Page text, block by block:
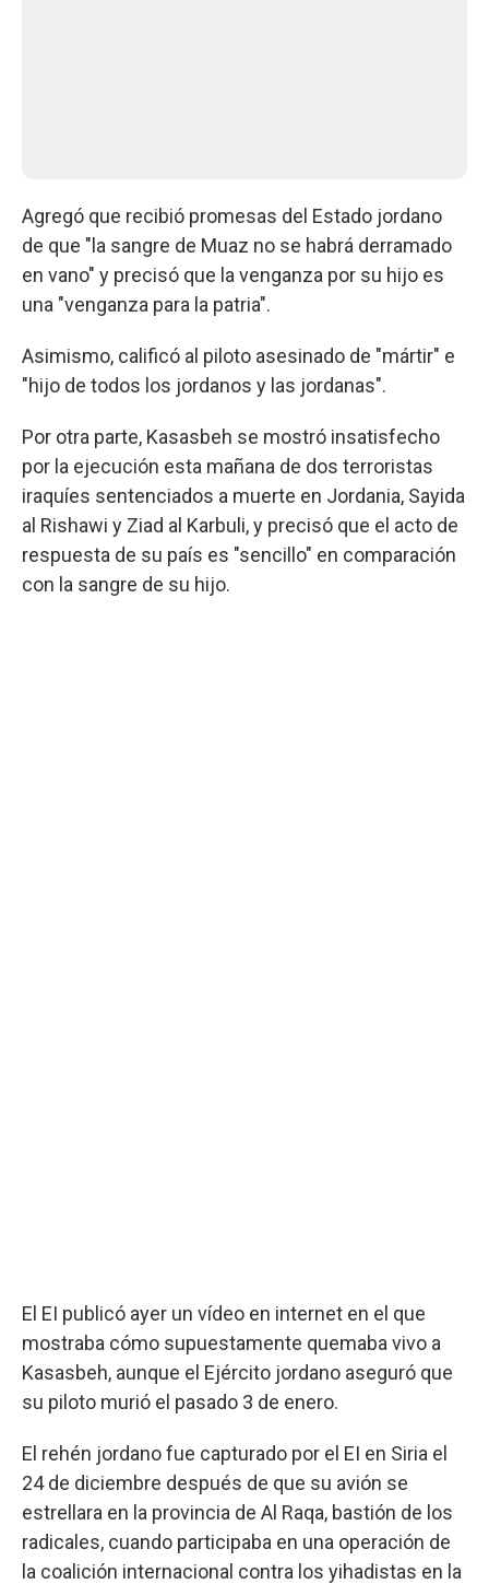
Agregó que recibió promesas del Estado jordano
de que "la sangre de Muaz no se habrá derramado
en vano" y precisó que la venganza por su hijo es
una "venganza para la patria".
Asimismo, calificó al piloto asesinado de "mártir" e
"hijo de todos los jordanos y las jordanas".
Por otra parte, Kasasbeh se mostró insatisfecho
por la ejecución esta mañana de dos terroristas
iraquíes sentenciados a muerte en Jordania, Sayida
al Rishawi y Ziad al Karbuli, y precisó que el acto de
respuesta de su país es "sencillo" en comparación
con la sangre de su hijo.
El EI publicó ayer un vídeo en internet en el que
mostraba cómo supuestamente quemaba vivo a
Kasasbeh, aunque el Ejército jordano aseguró que
su piloto murió el pasado 3 de enero.
El rehén jordano fue capturado por el EI en Siria el
24 de diciembre después de que su avión se
estrellara en la provincia de Al Raqa, bastión de los
radicales, cuando participaba en una operación de
la coalición internacional contra los yihadistas en la